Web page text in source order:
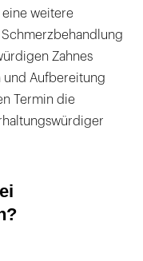
eine weitere
Zahnes
und Aufbereitung
Termin die